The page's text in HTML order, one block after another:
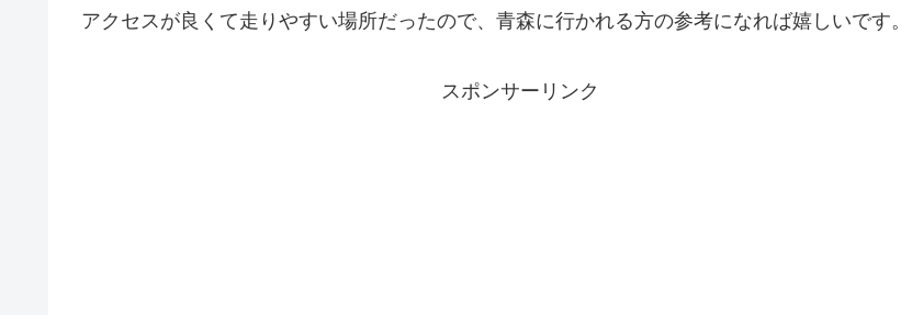
アクセスが良くて走りやすい場所だったので、青森に行かれる方の参考になれば嬉しいです。
スポンサーリンク